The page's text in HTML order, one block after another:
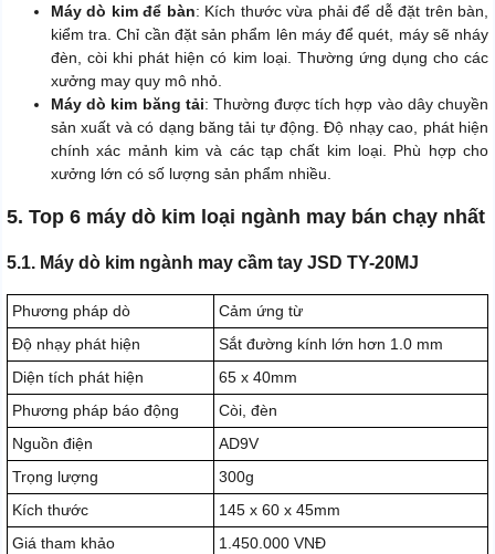
Máy dò kim để bàn: Kích thước vừa phải để dễ đặt trên bàn,
kiểm tra. Chỉ cần đặt sản phẩm lên máy để quét, máy sẽ nháy
đèn, còi khi phát hiện có kim loại. Thường ứng dụng cho các
xưởng may quy mô nhỏ.
Máy dò kim băng tải: Thường được tích hợp vào dây chuyền
sản xuất và có dạng băng tải tự động. Độ nhạy cao, phát hiện
chính xác mảnh kim và các tạp chất kim loại. Phù hợp cho
xưởng lớn có số lượng sản phẩm nhiều.
5. Top 6 máy dò kim loại ngành may bán chạy nhất
5.1. Máy dò kim ngành may cầm tay JSD TY-20MJ
Phương pháp dò
Cảm ứng từ
Độ nhạy phát hiện
Sắt đường kính lớn hơn 1.0 mm
Diện tích phát hiện
65 x 40mm
Phương pháp báo động
Còi, đèn
Nguồn điện
AD9V
Trọng lượng
300g
Kích thước
145 x 60 x 45mm
Giá tham khảo
1.450.000 VNĐ